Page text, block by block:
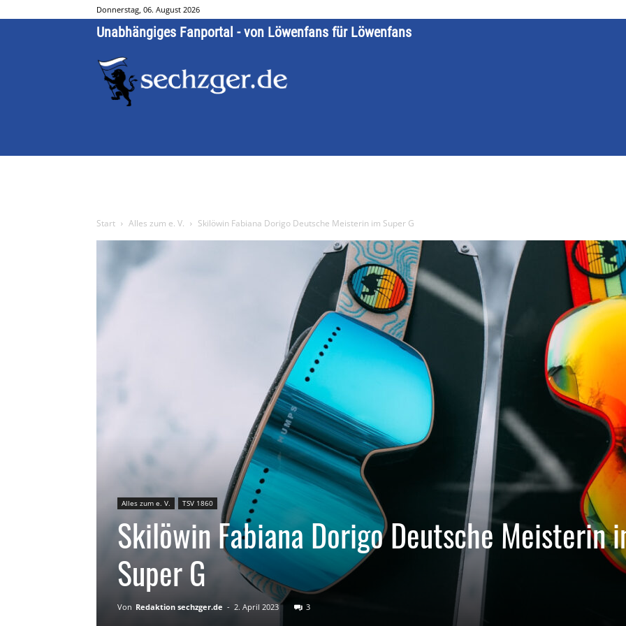
Donnerstag, 06. August 2026
Unabhängiges Fanportal - von Löwenfans für Löwenfans
Start Alles zum e. V. Skilöwin Fabiana Dorigo Deutsche Meisterin im Super G
Alles zum e. V. TSV 1860
Skilöwin Fabiana Dorigo Deutsche Meisterin
Super G
Von Redaktion sechzger.de - 2. April 2023 3